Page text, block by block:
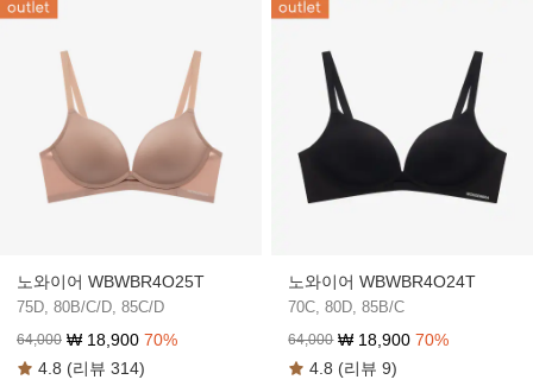
노와이어 WBWBR4O25T
75D, 80B/C/D, 85C/D
64,000 ₩ 18,900 70%
4.8 (리뷰 314)
노와이어 WBWBR4O24T
70C, 80D, 85B/C
64,000 ₩ 18,900 70%
4.8 (리뷰 9)